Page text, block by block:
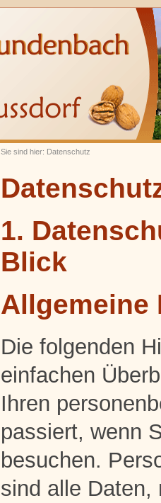
Sie sind hier: Datenschutz
1.
Blick
Allgemeine
Die folgenden
einfachen
Ihren
passiert, wenn
besuchen.
sind alle Daten,